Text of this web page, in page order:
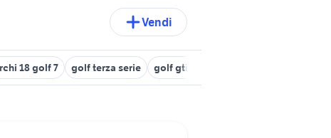
Vendi
18 golf 7 golf terza serie golf gti 2013